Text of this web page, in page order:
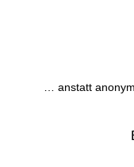
… anstatt